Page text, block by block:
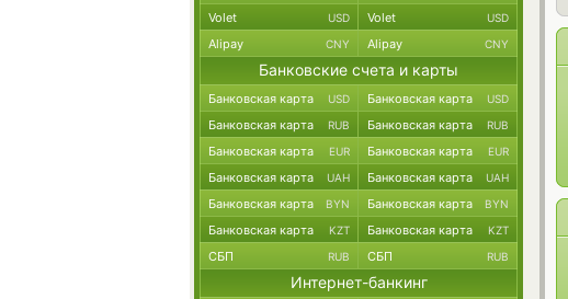
Volet USD Volet USD
Alipay CNY Alipay CNY
Банковские счета и карты
Банковская карта USD Банковская карта USD
Банковская карта RUB Банковская карта RUB
Банковская карта EUR Банковская карта EUR
Банковская карта UAH Банковская карта UAH
Банковская карта BYN Банковская карта BYN
Банковская карта KZT Банковская карта KZT
СБП RUB СБП RUB
Интернет-банкинг